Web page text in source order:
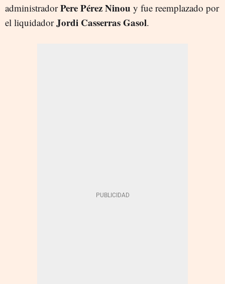
administradorPere Pérez Ninou y fue reemplazado por
el liquidadorJordi Casserras Gasol.